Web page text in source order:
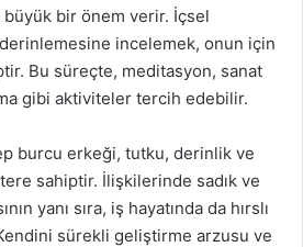
bir önem verir. İçsel
derinlemesine incelemek, onun için
Bu süreçte, meditasyon, sanat
gibi aktiviteler tercih edebilir.
burcu erkeği, tutku, derinlik ve
sahiptir. İlişkilerinde sadık ve
yanı sıra, iş hayatında da hırslı
sürekli geliştirme arzusu ve